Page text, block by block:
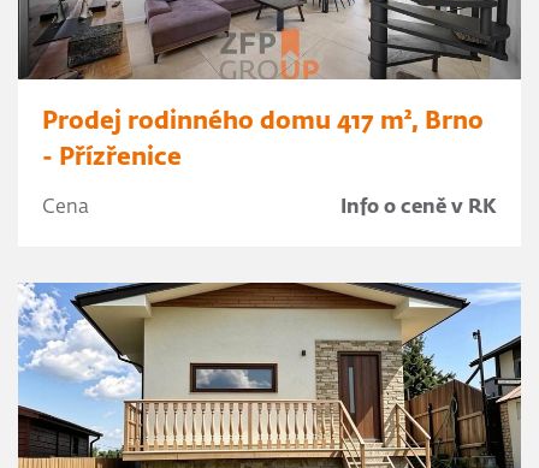
Prodej rodinného domu 417 m², Brno
- Přízřenice
Cena Info o ceně v RK